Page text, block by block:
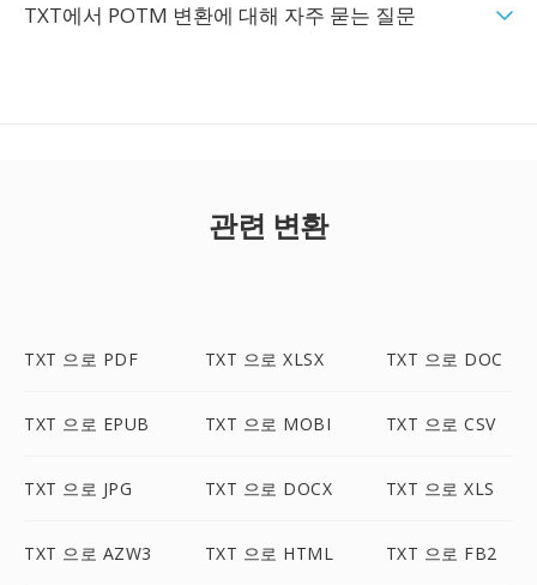
TXT에서 POTM 변환에 대해 자주 묻는 질문
관련 변환
TXT 으로 PDF TXT 으로 XLSX TXT 으로 DOC
TXT 으로 EPUB TXT 으로 MOBI TXT 으로 CSV
TXT 으로 JPG TXT 으로 DOCX TXT 으로 XLS
TXT 으로 AZW3 TXT 으로 HTML TXT 으로 FB2